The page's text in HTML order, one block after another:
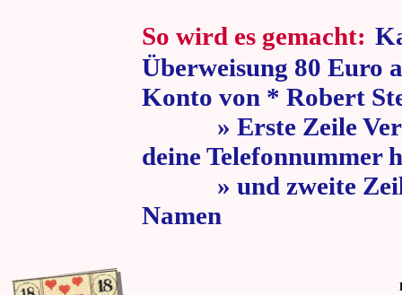
So wird es gemacht:
Überweisung 80 Euro
Konto von * Robert
» Erste Zeile
deine Telefonnummer
» und zweite Zeile
Namen